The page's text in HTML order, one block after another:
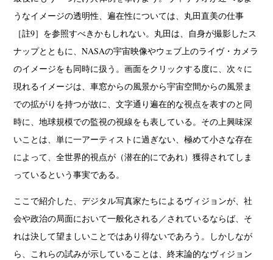
Exhibition Members Workshop Documents Contact About Shop
Terms & Privacy Policy Bookstores Newsletter
うなイメージの透明性、遍在性については、丸田直美の仕事
［註9］を参照すべきかもしれない。丸田は、自身が撮影したス
ナップとともに、NASAの宇宙映像やウェブ上のライヴ・カメラ
のイメージをも同時に扱う。画面をクリックする度に、次々に
現れるイメージは、車窓からの風景から宇宙空間からの風景ま
での拡がりを持つが故に、文字通り遍在的な視点を表すのと同
時に、地球規模での監視の視線をも表している。その上興味深
いことは、単に一アーティストに過ぎない、極めて小さな存在
によって、全世界的視点が（潜在的にであれ）獲得されてしま
っているという事実である。
ここで紹介した、デジタル写真家たちによるヴィジョンが、社
会や政治の局面において一般化される／されているならば、そ
れは決して望ましいことではあり得ないであろう。しかしなが
ら、これらの試みが示していることは、終末論的なヴィジョン